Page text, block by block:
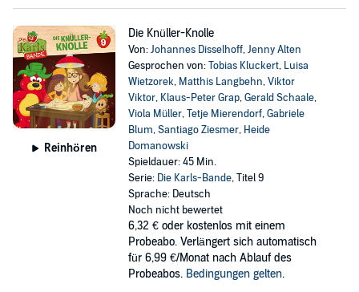
Reinhören
Die Knüller-Knolle
Von:Johannes Disselhoff,Jenny Alten
Gesprochen von:Tobias Kluckert, Luisa
Wietzorek, Matthis Langbehn,Viktor
Viktor, Klaus-Peter Grap,Gerald Schaale,
Viola Müller,Tetje Mierendorf,Gabriele
Blum,Santiago Ziesmer, Heide
Domanowski
Spieldauer: 45 Min.
Serie: Die Karls-Bande, Titel 9
Sprache: Deutsch
Noch nicht bewertet
6,32 € oder kostenlos mit einem
Probeabo. Verlängert sich automatisch
für 6,99 €/Monat nach Ablauf des
Probeabos. Bedingungen gelten.